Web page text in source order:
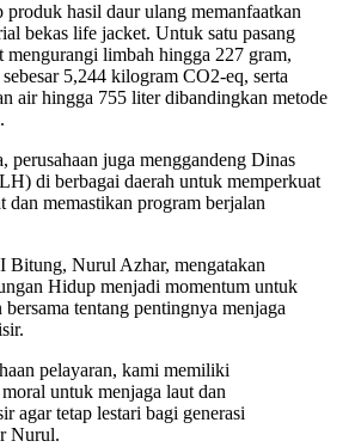
hasil daur ulang memanfaatkan
bekas life jacket. Untuk satu pasang
mengurangi limbah hingga 227 gram,
5,244 kilogram CO2-eq, serta
air hingga 755 liter dibandingkan metode
perusahaan juga menggandeng Dinas
di berbagai daerah untuk memperkuat
dan memastikan program berjalan
Bitung, Nurul Azhar, mengatakan
Hidup menjadi momentum untuk
tentang pentingnya menjaga
pelayaran, kami memiliki
untuk menjaga laut dan
agar tetap lestari bagi generasi
Nurul.